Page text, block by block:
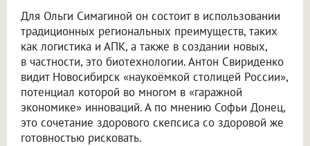
Для Ольги Симагиной он состоит в использовании
традиционных региональных преимуществ, таких
как логистика и АПК, а также в создании новых,
в частности, это биотехнологии. Антон Свириденко
видит Новосибирск «наукоёмкой столицей России»,
потенциал которой во многом в «гаражной
экономике» инноваций. А по мнению Софьи Донец,
это сочетание здорового скепсиса со здоровой же
готовностью рисковать.